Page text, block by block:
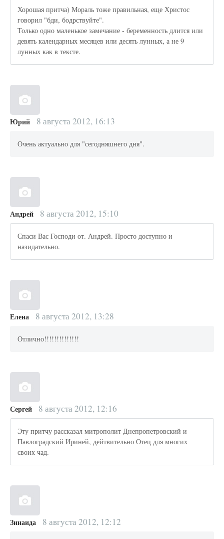
Хорошая притча) Мораль тоже правильная, еще Христос
говорил "бди, бодрствуйте".
Только одно маленькое замечание - беременность длится или
девять календарных месяцев или десять лунных, а не 9
лунных как в тексте.
Юрий 8 августа 2012, 16:13
Очень актуально для "сегодняшнего дня".
Андрей 8 августа 2012, 15:10
Спаси Вас Господи от. Андрей. Просто доступно и
назидательно.
Елена 8 августа 2012, 13:28
Отлично!!!!!!!!!!!!!!
Сергей 8 августа 2012, 12:16
Эту притчу рассказал митрополит Днепропетровский и
Павлоградский Ириней, дейтвительно Отец для многих
своих чад.
Зинаида 8 августа 2012, 12:12